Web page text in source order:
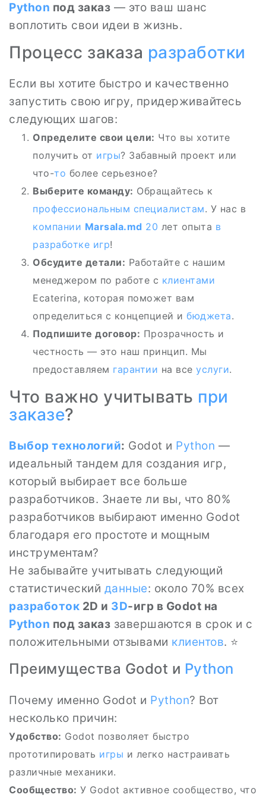
Python под заказ — это ваш шанс
воплотить свои идеи в жизнь.
Процесс заказа разработки
Если вы хотите быстро и качественно
запустить свою игру, придерживайтесь
следующих шагов:
Определите свои цели: Что вы хотите
получить от игры? Забавный проект или
что-то более серьезное?
Выберите команду: Обращайтесь к
профессиональным специалистам. У нас в
компании Marsala.md 20 лет опыта в
разработке игр!
Обсудите детали: Работайте с нашим
менеджером по работе с клиентами
Ecaterina, которая поможет вам
определиться с концепцией и бюджета.
Подпишите договор: Прозрачность и
честность — это наш принцип. Мы
предоставляем гарантии на все услуги.
Что важно учитывать при
заказе?
Выбор технологий: Godot и Python —
идеальный тандем для создания игр,
который выбирает все больше
разработчиков. Знаете ли вы, что 80%
разработчиков выбирают именно Godot
благодаря его простоте и мощным
инструментам?
Не забывайте учитывать следующий
статистический данные: около 70% всех
разработок 2D и 3D-игр в Godot на
Python под заказ завершаются в срок и с
положительными отзывами клиентов. ⭐
Преимущества Godot и Python
Почему именно Godot и Python? Вот
несколько причин:
Удобство: Godot позволяет быстро
прототипировать игры и легко настраивать
различные механики.
Сообщество: У Godot активное сообщество, что